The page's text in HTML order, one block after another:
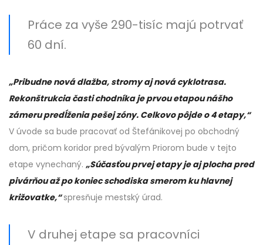
Práce za vyše 290-tisíc majú potrvať
60 dní.
„Pribudne nová dlažba, stromy aj nová cyklotrasa.
Rekonštrukcia časti chodníka je prvou etapou nášho
zámeru predĺženia pešej zóny. Celkovo pôjde o 4 etapy,“
V úvode sa bude pracovať od Štefánikovej po obchodný
dom, pričom koridor pred bývalým Priorom bude v tejto
etape vynechaný. „Súčasťou prvej etapy je aj plocha pred
pivárňou až po koniec schodiska smerom ku hlavnej
križovatke,“spresňuje mestský úrad.
V druhej etape sa pracovníci